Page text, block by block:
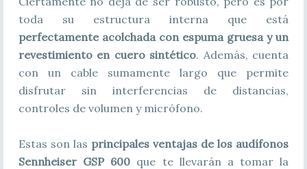
toda su estructura interna que está
perfectamente acolchada con espuma gruesa y un
revestimiento en cuero sintético. Además, cuenta
con un cable sumamente largo que permite
disfrutar sin interferencias de distancias,
controles de volumen y micrófono.
Estas son las principales ventajas de los audífonos
Sennheiser GSP 600 que te llevarán a tomar la